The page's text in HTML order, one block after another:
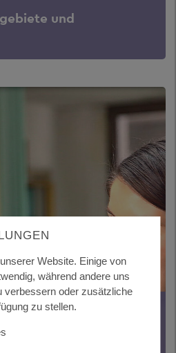
und
gewünschten
Website. Einige von
während andere uns
verbessern oder zusätzliche
zu stellen.